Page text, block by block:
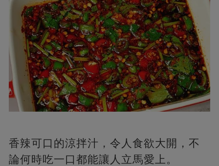
香辣可口的涼拌汁，令人食欲大開，不
論何時吃一口都能讓人立馬愛上。